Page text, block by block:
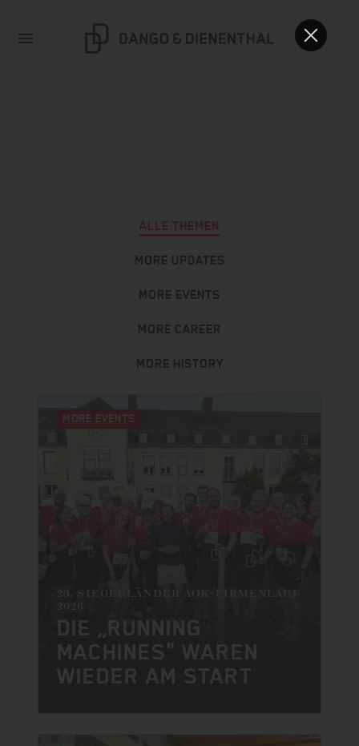
ALLE THEMEN
MORE UPDATES
MORE EVENTS
MORE CAREER
MORE HISTORY
MORE EVENTS
23. SIEGERLÄNDER AOK-FIRMENLAUF
2026
DIE „RUNNING
MACHINES" WAREN
WIEDER AM START